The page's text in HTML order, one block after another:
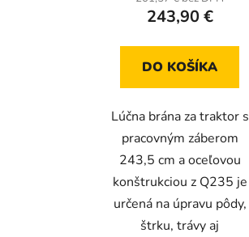
243,90 €
DO KOŠÍKA
Lúčna brána za traktor s
pracovným záberom
243,5 cm a oceľovou
konštrukciou z Q235 je
určená na úpravu pôdy,
štrku, trávy aj